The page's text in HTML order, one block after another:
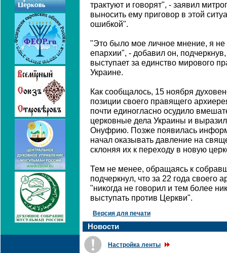
трактуют и говорят", - заявил
выносить ему приговор в этой
ошибкой".
"Это было мое личное мнение, я
епархии", - добавил он,
выступает за единство мирового
Украине.
Как сообщалось, 15 ноября
позиции своего правящего
почти единогласно осудило
церковные дела Украины и
Онуфрию. Позже появилась
начал оказывать давление на
склоняя их к переходу в новую
Тем не менее, обращаясь к
подчеркнул, что за 22 года своего
"никогда не говорил и тем более
выступать против Церкви".
Версия для печати
Новости
Настройка ленты